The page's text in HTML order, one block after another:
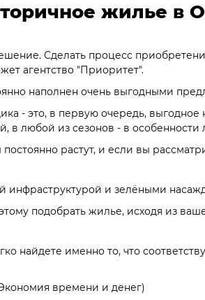
жилье в
Сделать процесс
агентство "Приоритет".
наполнен очень выгодными
- это, в первую очередь,
в любой из сезонов - в особенности
растут, и если вы
и зелёными
подобрать жилье, исходя из
найдете именно то, что
времени и денег)